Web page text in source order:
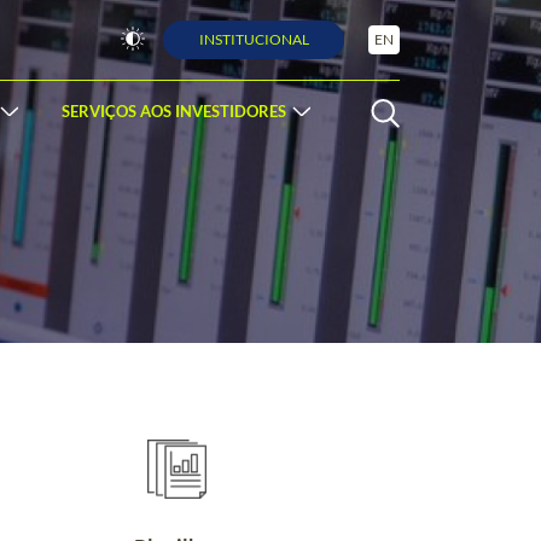
INSTITUCIONAL EN
SERVIÇOS AOS INVESTIDORES